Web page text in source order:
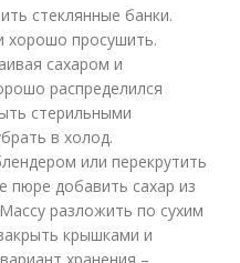
стеклянные банки.
хорошо просушить.
сахаром и
распределился
стерильными
в холод.
или перекрутить
пюре добавить сахар из
разложить по сухим
крышками и